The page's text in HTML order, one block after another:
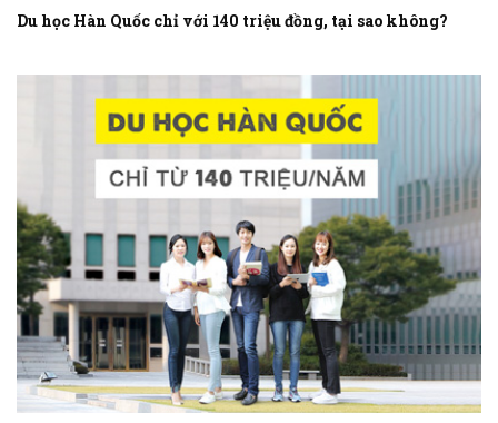
Du học Hàn Quốc chỉ với 140 triệu đồng, tại sao không?